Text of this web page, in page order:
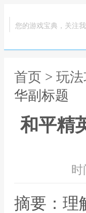
您的游戏宝典，关注我
首页 > 玩
华副标题
和平精
时
摘要：理